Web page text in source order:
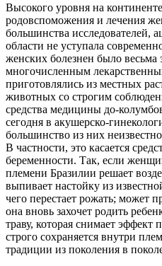
Высокого уровня на
родовспоможения и лечения
большинства исследователей,
области не уступала
женских болезнен было
многочисленным
приготовлялись из местных
животных со строгим
средства медицины до-
сегодня в акушерско-
большинство из них
В частности, это касается
беременности. Так, если
племени Бразилии решает
выпивает настойку из
чего перестает рожать; может
она вновь захочет родить
траву, которая снимает эффект
строго сохраняется внутри
традиции из поколения в